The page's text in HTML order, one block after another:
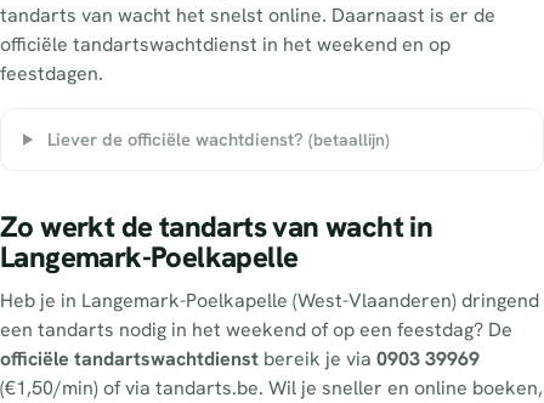
tandarts van wacht het snelst online. Daarnaast is er de
officiële tandartswachtdienst in het weekend en op
feestdagen.
Liever de officiële wachtdienst? (betaallijn)
Zo werkt de tandarts van wacht in
Langemark-Poelkapelle
Heb je in Langemark-Poelkapelle (West-Vlaanderen) dringend
een tandarts nodig in het weekend of op een feestdag? De
officiële tandartswachtdienst bereik je via 0903 39969
(€1,50/min) of via tandarts.be. Wil je sneller en online boeken,